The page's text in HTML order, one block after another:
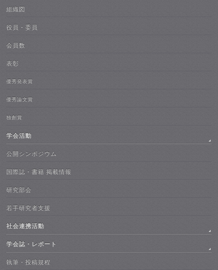
組織図
役員・委員
会員数
表彰
優秀発表賞
優秀論文賞
独創賞
学会活動
公開シンポジウム
国際誌・書籍 掲載情報
研究部会
若手研究者支援
社会連携活動
学会誌・レポート
執筆・投稿規程